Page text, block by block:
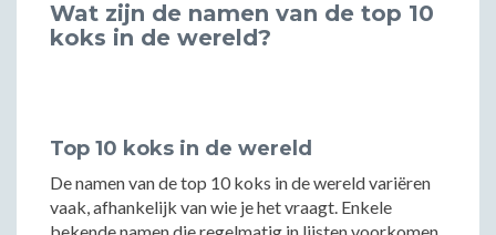
Wat zijn de namen van de top 10
koks in de wereld?
Top 10 koks in de wereld
De namen van de top 10 koks in de wereld variëren
vaak, afhankelijk van wie je het vraagt. Enkele